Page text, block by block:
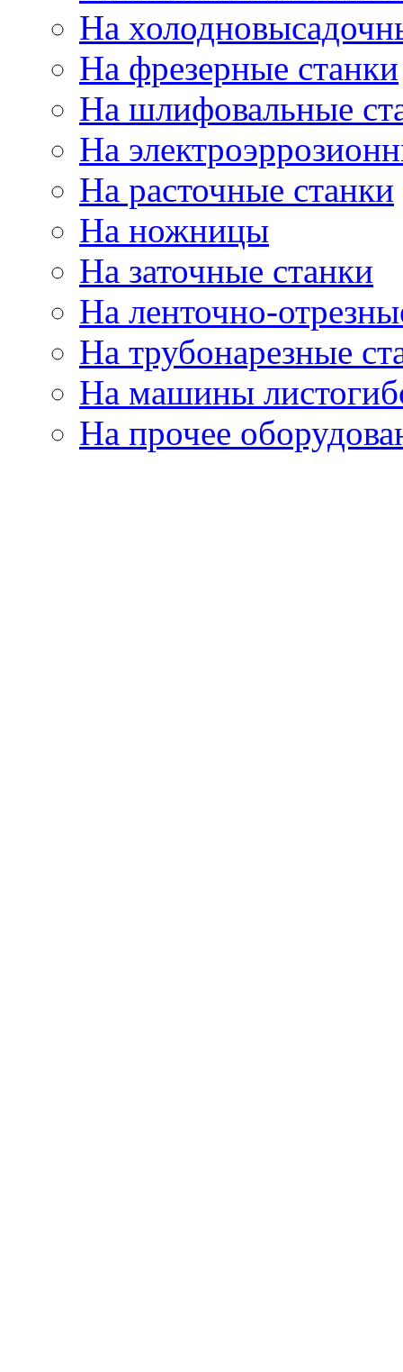
На
На фрезерные станки
На шлифовальные
На
На расточные станки
На ножницы
На заточные станки
На ленточно-
На трубонарезные
На машины
На прочее